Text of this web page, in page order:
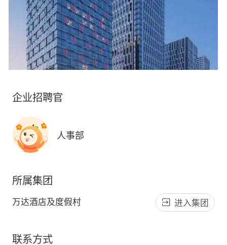
企业招聘官
人事部
所属集团
万达酒店及度假村 进入集团
联系方式